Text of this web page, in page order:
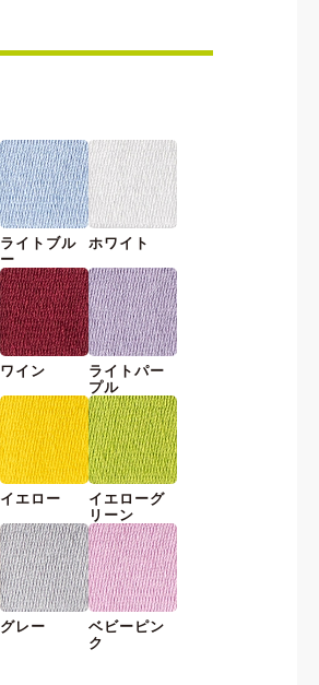
ライトブル
ー
ホワイト
ワイン
ライトパー
プル
イエロー
イエローグ
リーン
グレー
ベビーピン
ク